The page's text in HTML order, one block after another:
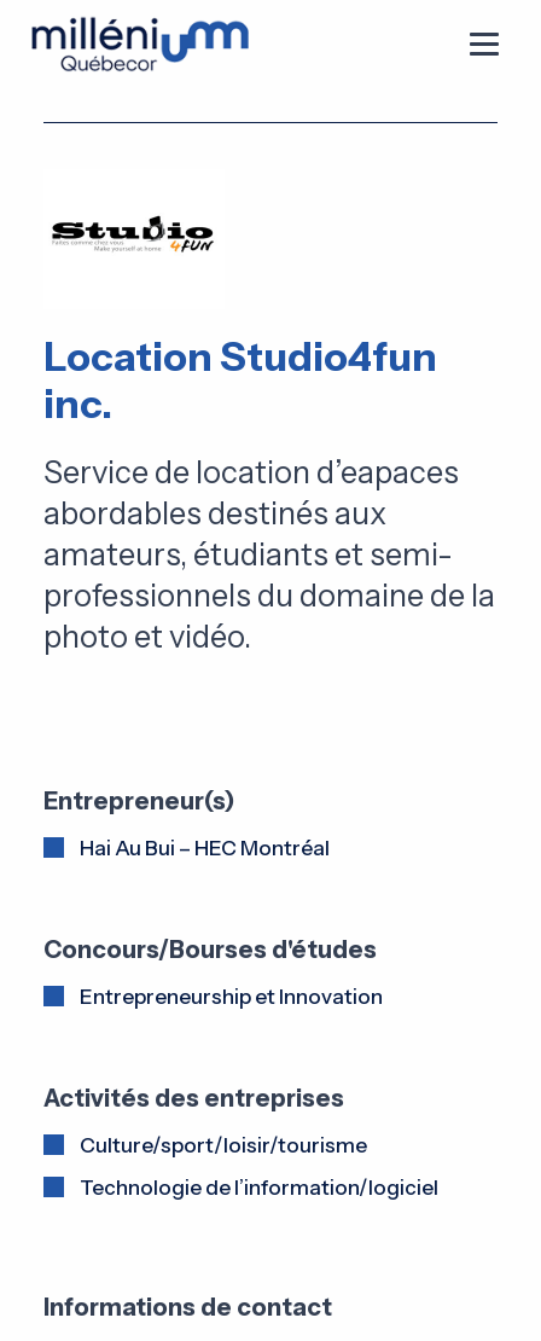
Location Studio4fun
inc.
Service de location d’eapaces
abordables destinés aux
amateurs, étudiants et semi-
professionnels du domaine de la
photo et vidéo.
Entrepreneur(s)
Hai Au Bui – HEC Montréal
Concours/Bourses d'études
Entrepreneurship et Innovation
Activités des entreprises
Culture/sport/loisir/tourisme
Technologie de l’information/logiciel
Informations de contact